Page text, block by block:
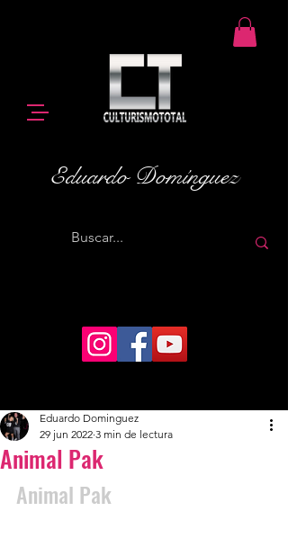
Eduardo Domínguez
Animal Pak
Eduardo Dominguez
29 jun 2022 3 min de lectura
Animal Pak